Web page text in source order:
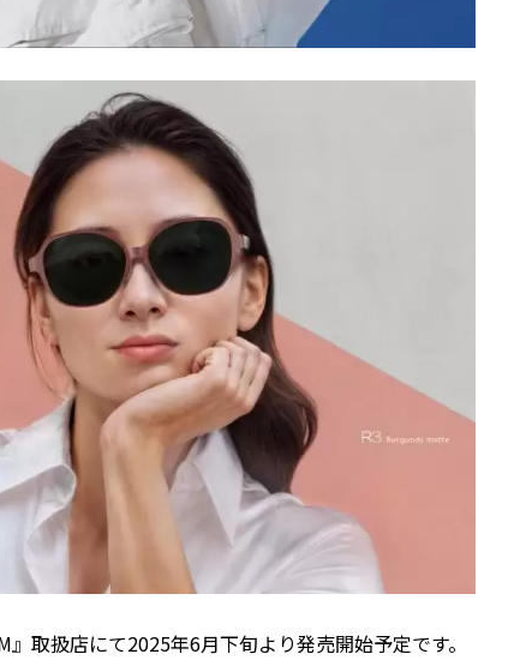
扱店にて2025年6月下旬より発売開始予定です。